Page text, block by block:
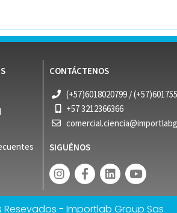
CONTÁCTENOS
(+57)6018020799 /
+57 3212366366
SIGUÉNOS
- Importlab Group Sas